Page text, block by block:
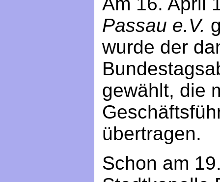
Passau e.V.
wurde der
gewählt, die
übertragen.
Schon am